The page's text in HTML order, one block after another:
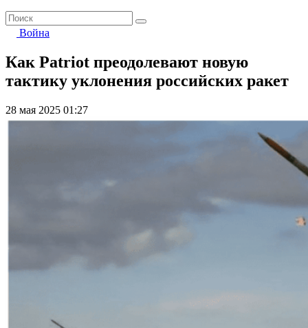
Война
Как Patriot преодолевают новую
тактику уклонения российских ракет
28 мая 2025 01:27